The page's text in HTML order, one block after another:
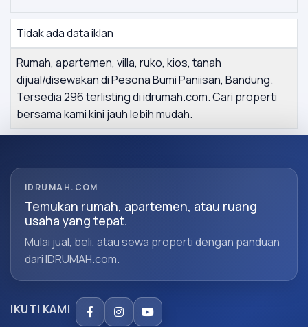
Tidak ada data iklan
Rumah, apartemen, villa, ruko, kios, tanah
dijual/disewakan di Pesona Bumi Paniisan, Bandung.
Tersedia 296 terlisting di idrumah.com. Cari properti
bersama kami kini jauh lebih mudah.
IDRUMAH.COM
Temukan rumah, apartemen, atau ruang
usaha yang tepat.
Mulai jual, beli, atau sewa properti dengan panduan
dari IDRUMAH.com.
IKUTI KAMI